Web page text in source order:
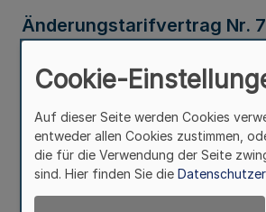
Änderungstarifvertrag Nr.
Tarifvertrag für
Länder in Pflegeberufen
Ausfertigungsdatum 17.07.2017
Cookie-
Auf dieser Seite werden Cookies
entweder allen Cookies zustimmen,
die für die Verwendung der Seite
sind. Hier finden Sie die